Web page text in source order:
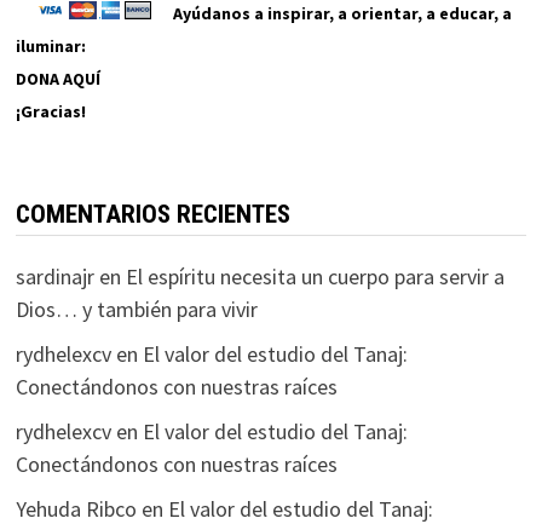
Ayúdanos a inspirar, a orientar, a educar, a
iluminar:
DONA AQUÍ
¡Gracias!
COMENTARIOS RECIENTES
sardinajren El espíritu necesita un cuerpo para servir a
Dios… y también para vivir
rydhelexcven El valor del estudio del Tanaj:
Conectándonos con nuestras raíces
rydhelexcven El valor del estudio del Tanaj:
Conectándonos con nuestras raíces
Yehuda Ribco en El valor del estudio del Tanaj: